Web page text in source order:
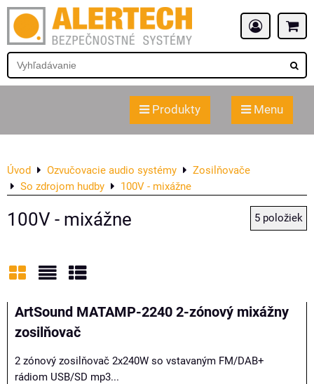
Produkty Menu
Úvod Ozvučovacie audio systémy
Zosilňovače
So zdrojom hudby
100V - mixážne
100V - mixážne 5 položiek
Mriežka
ArtSound MATAMP-2240 2-zónový mixážny
zosilňovač
2 zónový zosilňovač 2x240W so vstavaným FM/DAB+
rádiom USB/SD mp3...